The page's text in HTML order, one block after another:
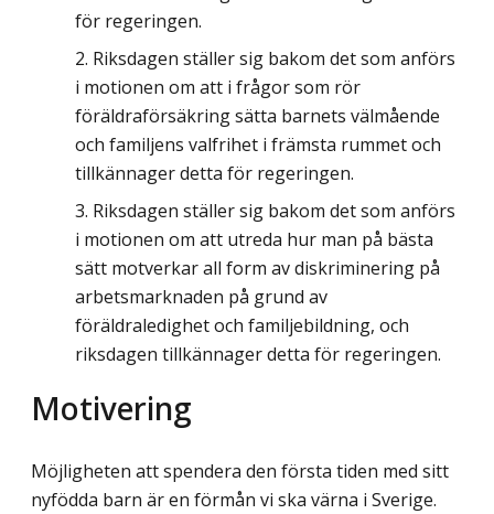
för regeringen.
Riksdagen ställer sig bakom det som anförs
i motionen om att i frågor som rör
föräldraförsäkring sätta barnets välmående
och familjens valfrihet i främsta rummet och
tillkännager detta för regeringen.
Riksdagen ställer sig bakom det som anförs
i motionen om att utreda hur man på bästa
sätt motverkar all form av diskriminering på
arbetsmarknaden på grund av
föräldraledighet och familjebildning, och
riksdagen tillkännager detta för regeringen.
Motivering
Möjligheten att spendera den första tiden med sitt
nyfödda barn är en förmån vi ska värna i Sverige.